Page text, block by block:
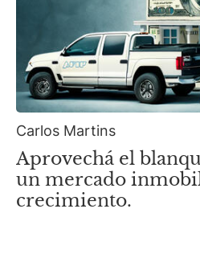
Carlos Martins
Aprovechá el
un mercado
crecimiento.